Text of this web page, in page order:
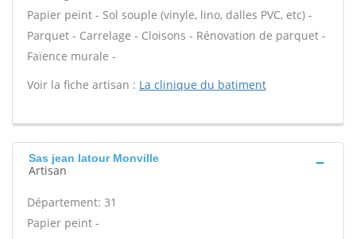
Papier peint - Sol souple (vinyle, lino, dalles PVC, etc) -
Parquet - Carrelage - Cloisons - Rénovation de parquet -
Faïence murale -
Voir la fiche artisan : La clinique du batiment
Sas jean latour Monville
Artisan
Département: 31
Papier peint -